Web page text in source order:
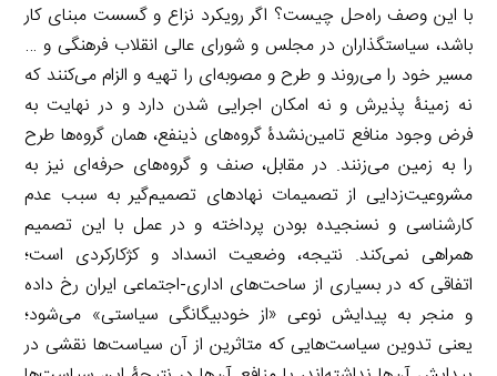
با این وصف راه‌حل چیست؟ اگر رویکرد نزاع و گسست مبنای کار
باشد، سیاستگذاران در مجلس و شورای عالی انقلاب فرهنگی و …
مسیر خود را می‌روند و طرح و مصوبه‌ای را تهیه و الزام می‌کنند که
نه زمینۀ پذیرش و نه امکان اجرایی شدن دارد و در نهایت به
فرض وجود منافع تامین‌نشدۀ گروه‌های ذینفع، همان گروه‌ها طرح
را به زمین می‌زنند. در مقابل، صنف و گروه‌های حرفه‌ای نیز به
مشروعیت‌زدایی از تصمیمات نهادهای تصمیم‌گیر به سبب عدم
کارشناسی و نسنجیده بودن پرداخته و در عمل با این تصمیم
همراهی نمی‌کند. نتیجه، وضعیت انسداد و کژکارکردی است؛
اتفاقی که در بسیاری از ساحت‌های اداری-اجتماعی ایران رخ داده
و منجر به پیدایش نوعی «از خودبیگانگی سیاستی» می‌شود؛
یعنی تدوین سیاست‌هایی که متاثرین از آن سیاست‌ها نقشی در